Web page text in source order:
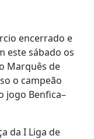
encerrado e
este sábado os
Marquês de
o campeão
jogo Benfica–
da I Liga de